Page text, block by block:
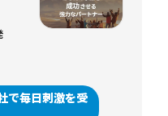
で毎日刺激を受